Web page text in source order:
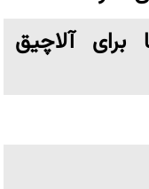
آلاچیق